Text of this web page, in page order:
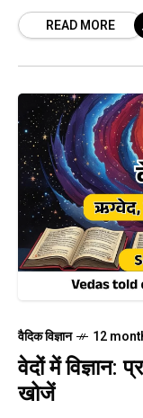
READ MORE
वैदिक विज्ञान 12
वेदों में विज्ञान:
खोजें